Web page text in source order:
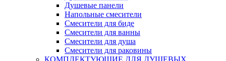
Душевые панели
Напольные смесители
Смесители для биде
Смесители для ванны
Смесители для душа
Смесители для раковины